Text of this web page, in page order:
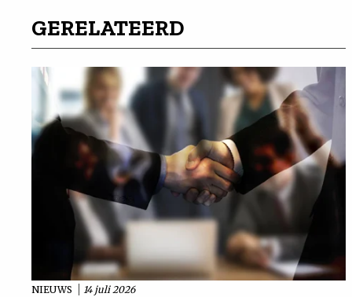
GERELATEERD
NIEUWS 14 juli 2026